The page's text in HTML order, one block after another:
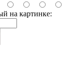
на картинке: